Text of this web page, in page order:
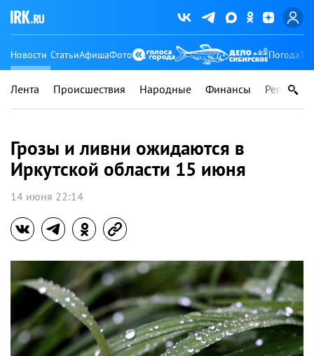
Новости СтатьиАфишаФото Погода
Лента Происшествия Народные Финансы Регионы
Грозы и ливни ожидаются в
Иркутской области 15 июня
14 июня 22:14